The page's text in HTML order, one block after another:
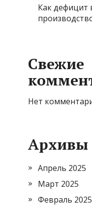
Как дефицит
Свежие
Нет
Архивы
Апрель 2025
Март 2025
Февраль 2025